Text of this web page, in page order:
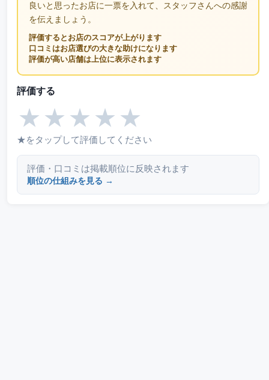
良いと思ったお店に一票を入れて、スタッフさんへの感謝
を伝えましょう。
評価するとお店のスコアが上がります
口コミはお店選びの大きな助けになります
評価が高い店舗は上位に表示されます
評価する
★ ★ ★ ★ ★
★をタップして評価してください
評価・口コミは掲載順位に反映されます
順位の仕組みを見る →